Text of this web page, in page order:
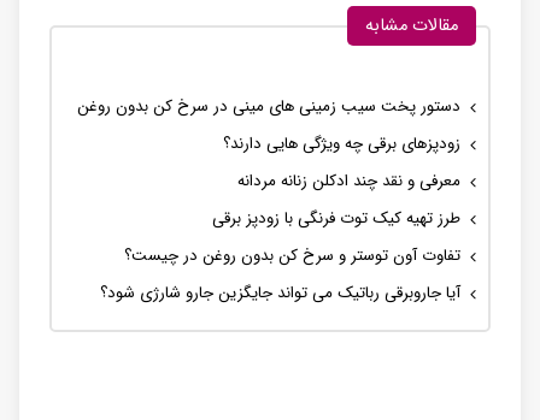
مقالات مشابه
دستور پخت سیب زمینی های مینی در سرخ کن بدون روغن
زودپزهای برقی چه ویژگی هایی دارند؟
معرفی و نقد چند ادکلن زنانه مردانه
طرز تهیه کیک توت فرنگی با زودپز برقی
تفاوت آون توستر و سرخ کن بدون روغن در چیست؟
آیا جاروبرقی رباتیک می تواند جایگزین جارو شارژی شود؟